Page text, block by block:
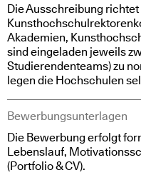
Die Ausschreibung
Akademien,
sind eingeladen jeweils
Studierendenteams) zu
legen die Hochschulen
Bewerbungsunterlagen
Die Bewerbung erfolgt
Lebenslauf,
(Portfolio & CV).